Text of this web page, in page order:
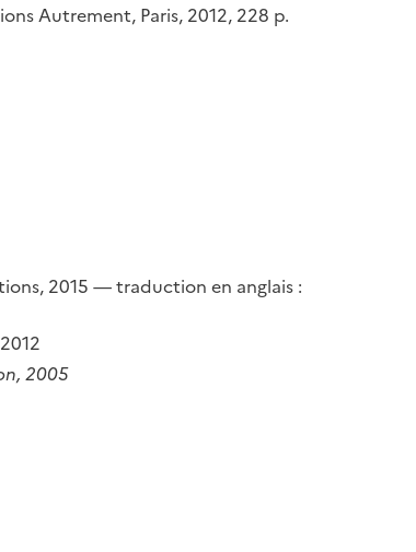
Autrement, Paris, 2012, 228 p.
2015 — traduction en anglais :
2005